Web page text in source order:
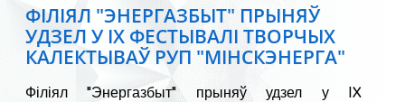
ФІЛІЯЛ "ЭНЕРГАЗБЫТ" ПРЫНЯЎ
УДЗЕЛ У IX ФЕСТЫВАЛІ ТВОРЧЫХ
КАЛЕКТЫВАЎ РУП "МІНСКЭНЕРГА"
Філіял "Энергазбыт" прыняў удзел у IX